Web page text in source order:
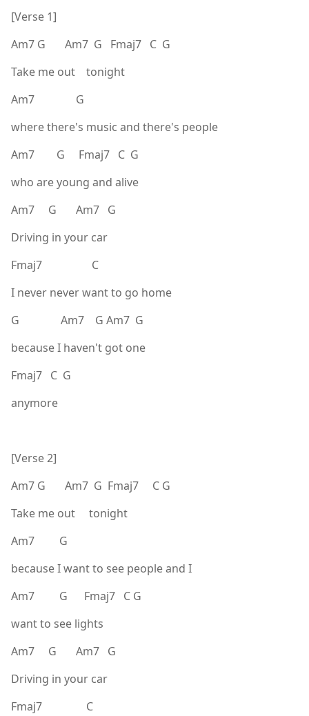
[Verse 1]
Am7 G Am7 G Fmaj7 C G
Take me out tonight
Am7 G
where there's music and there's people
Am7 G Fmaj7 C G
who are young and alive
Am7 G Am7 G
Driving in your car
Fmaj7 C
I never never want to go home
G Am7 G Am7 G
because I haven't got one
Fmaj7 C G
anymore
[Verse 2]
Am7 G Am7 G Fmaj7 C G
Take me out tonight
Am7 G
because I want to see people and I
Am7 G Fmaj7 C G
want to see lights
Am7 G Am7 G
Driving in your car
Fmaj7 C